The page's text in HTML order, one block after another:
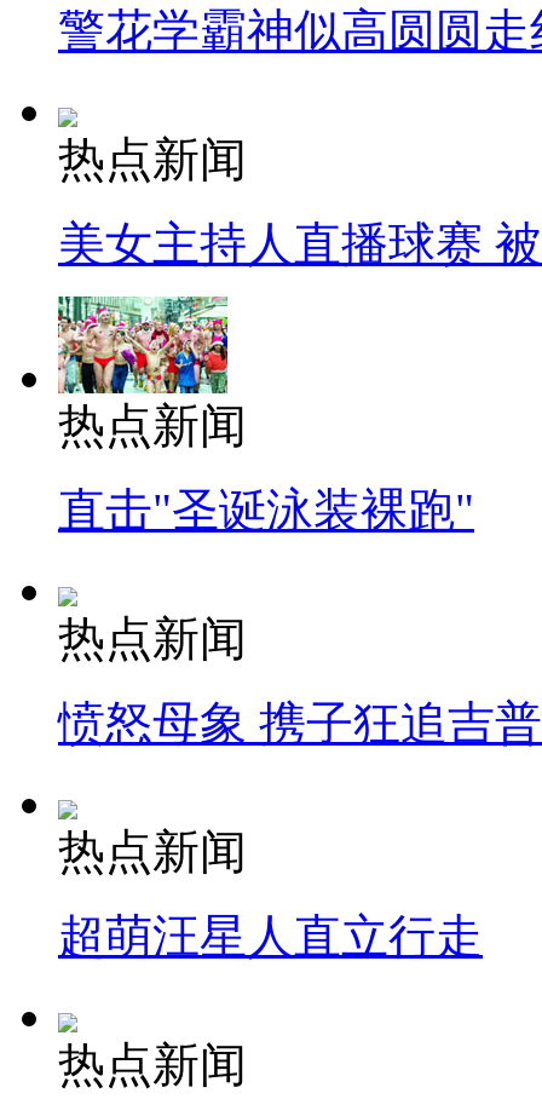
警花学霸神似高圆圆走
热点新闻
美女主持人直播球赛
热点新闻
直击"圣诞泳装裸跑"
热点新闻
愤怒母象 携子狂追吉
热点新闻
超萌汪星人直立行走
热点新闻